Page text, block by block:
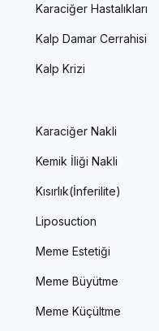
Karaciğer Hastalıkları
Kalp Damar Cerrahisi
Kalp Krizi
Karaciğer Nakli
Kemik İliği Nakli
Kısırlık(İnferilite)
Liposuction
Meme Estetiği
Meme Büyütme
Meme Küçültme